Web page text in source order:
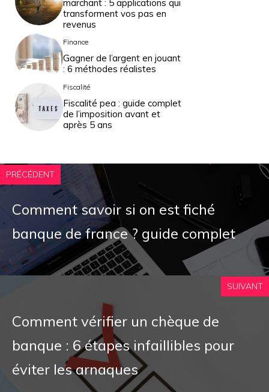
marchant : 5 applications qui
transforment vos pas en
revenus
Finance
Gagner de l’argent en jouant
: 6 méthodes réalistes
Fiscalité
Fiscalité pea : guide complet
de l’imposition avant et
après 5 ans
PRÉCÉDENT
Comment savoir si on est fiché
banque de france ? guide complet
SUIVANT
Comment vérifier un chèque de
banque : 6 étapes infaillibles pour
éviter les arnaques